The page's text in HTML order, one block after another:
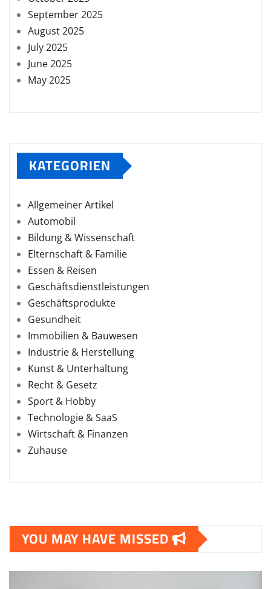
September 2025
August 2025
July 2025
June 2025
May 2025
KATEGORIEN
Allgemeiner Artikel
Automobil
Bildung & Wissenschaft
Elternschaft & Familie
Essen & Reisen
Geschäftsdienstleistungen
Geschäftsprodukte
Gesundheit
Immobilien & Bauwesen
Industrie & Herstellung
Kunst & Unterhaltung
Recht & Gesetz
Sport & Hobby
Technologie & SaaS
Wirtschaft & Finanzen
Zuhause
YOU MAY HAVE MISSED